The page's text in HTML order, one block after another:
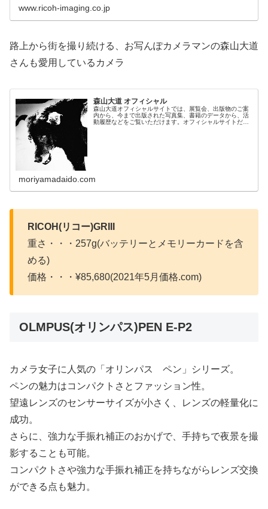
www.ricoh-imaging.co.jp
路上から街を撮り続ける、お写んぽカメラマンの森山大道
さんも愛用しているカメラ
森山大道 オフィシャル
森山大道オフィシャルサイトでは、展覧会、出版物のご案
内から、今まで出版された写真集、書籍のデータから、活
動履歴などをご覧いただけます。オフィシャルサイトだけ
moriyamadaido.com
RICOH(リコー)GRIII
重さ・・・257g(バッテリーとメモリーカードを含
める)
価格・・・¥85,680(2021年5月価格.com)
OLMPUS(オリンパス)PEN E-P2
カメラ女子に人気の「オリンパス ペン」シリーズ。
ペンの魅力はコンパクトさとファッション性。
望遠レンズのセンサーサイズが小さく、レンズの軽量化に
成功。
さらに、強力な手振れ補正のおかげで、手持ちで夜景を撮
影することも可能。
コンパクトさや強力な手振れ補正を持ちながらレンズ交換
ができる点も魅力。